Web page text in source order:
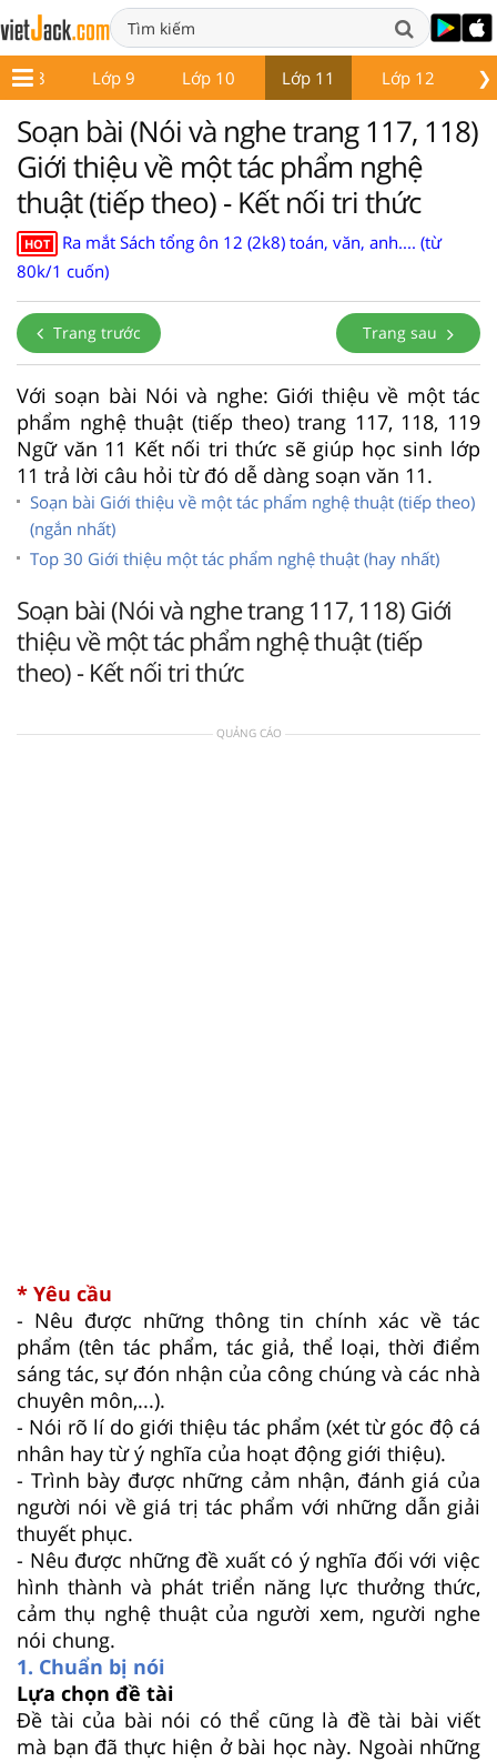
❯
Lớp 8 Lớp 9 Lớp 10 Lớp 11 Lớp 12
Soạn bài (Nói và nghe trang 117, 118)
Giới thiệu về một tác phẩm nghệ
thuật (tiếp theo) - Kết nối tri thức
HOT
Ra mắt Sách tổng ôn 12 (2k8) toán, văn, anh.... (từ
80k/1 cuốn)
Trang trước Trang sau
Với soạn bài Nói và nghe: Giới thiệu về một tác
phẩm nghệ thuật (tiếp theo) trang 117, 118, 119
Ngữ văn 11 Kết nối tri thức sẽ giúp học sinh lớp
11 trả lời câu hỏi từ đó dễ dàng soạn văn 11.
Soạn bài Giới thiệu về một tác phẩm nghệ thuật (tiếp theo)
(ngắn nhất)
Top 30 Giới thiệu một tác phẩm nghệ thuật (hay nhất)
Soạn bài (Nói và nghe trang 117, 118) Giới
thiệu về một tác phẩm nghệ thuật (tiếp
theo) - Kết nối tri thức
QUẢNG CÁO
* Yêu cầu
- Nêu được những thông tin chính xác về tác
phẩm (tên tác phẩm, tác giả, thể loại, thời điểm
sáng tác, sự đón nhận của công chúng và các nhà
chuyên môn,...).
- Nói rõ lí do giới thiệu tác phẩm (xét từ góc độ cá
nhân hay từ ý nghĩa của hoạt động giới thiệu).
- Trình bày được những cảm nhận, đánh giá của
người nói về giá trị tác phẩm với những dẫn giải
thuyết phục.
- Nêu được những đề xuất có ý nghĩa đối với việc
hình thành và phát triển năng lực thưởng thức,
cảm thụ nghệ thuật của người xem, người nghe
nói chung.
1. Chuẩn bị nói
Lựa chọn đề tài
Đề tài của bài nói có thể cũng là đề tài bài viết
mà bạn đã thực hiện ở bài học này. Ngoài những